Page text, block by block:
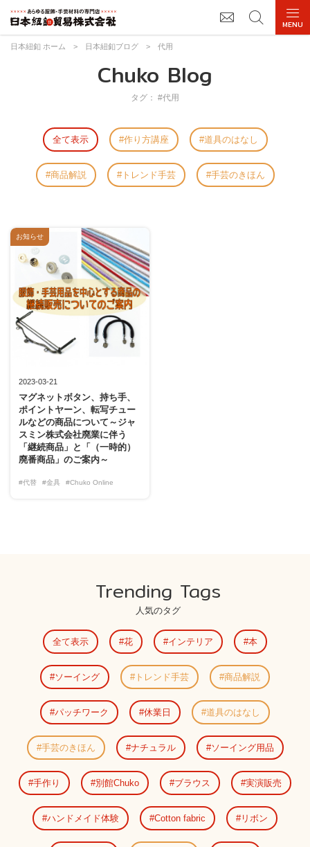
日本紐釦 ホーム > 日本紐釦ブログ > 代用
Chuko Blog
タグ： #代用
全て表示 作り方講座 道具のはなし
商品解説 トレンド手芸 手芸のきほん
2023-03-21
マグネットボタン、持ち手、
ポイントヤーン、転写チュー
ルなどの商品について～ジャ
スミン株式会社廃業に伴う
「継続商品」と「（一時的）
廃番商品」のご案内～
#代替 #金具 #Chuko Online
お知らせ
Trending Tags
人気のタグ
全て表示 花 インテリア 本
ソーイング トレンド手芸 商品解説
パッチワーク 休業日 道具のはなし
手芸のきほん ナチュラル ソーイング用品
手作り 別館Chuko ブラウス 実演販売
ハンドメイド体験 Cotton fabric リボン